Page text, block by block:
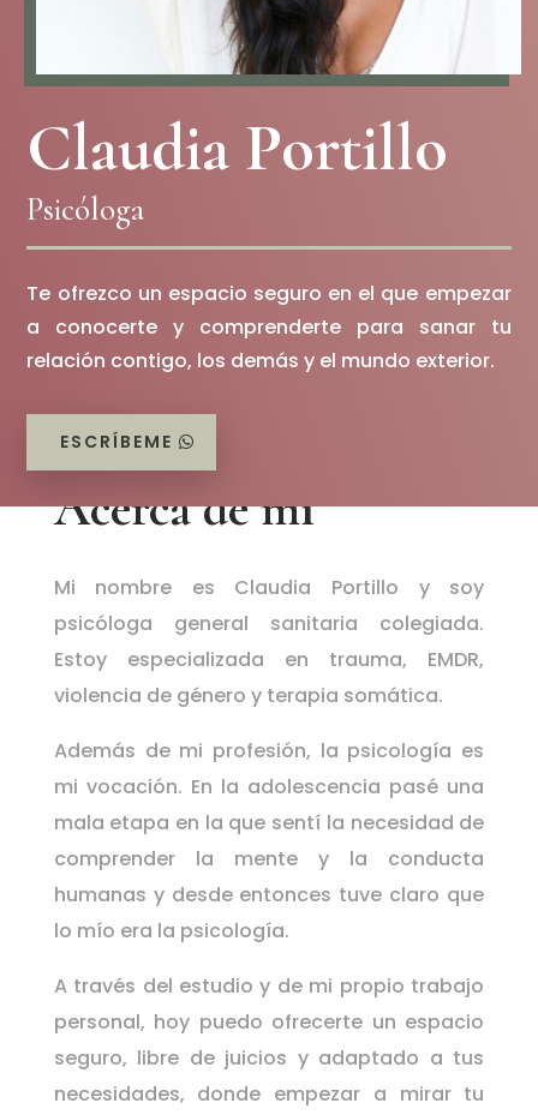
Claudia Portillo
Psicóloga
Te ofrezco un espacio seguro en el que empezar
a conocerte y comprenderte para sanar tu
relación contigo, los demás y el mundo exterior.
ESCRÍBEME
Acerca de mí
Mi nombre es Claudia Portillo y soy
psicóloga general sanitaria colegiada.
Estoy especializada en trauma, EMDR,
violencia de género y terapia somática.
Además de mi profesión, la psicología es
mi vocación. En la adolescencia pasé una
mala etapa en la que sentí la necesidad de
comprender la mente y la conducta
humanas y desde entonces tuve claro que
lo mío era la psicología.
A través del estudio y de mi propio trabajo
personal, hoy puedo ofrecerte un espacio
seguro, libre de juicios y adaptado a tus
necesidades, donde empezar a mirar tu